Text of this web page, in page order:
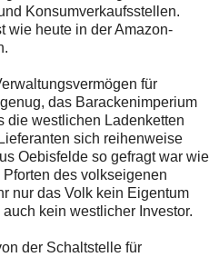
Konsumverkaufsstellen.
wie heute in der Amazon-
für
das Barackenimperium
die westlichen Ladenketten
sich reihenweise
Oebisfelde so gefragt war wie
des volkseigenen
nur das Volk kein Eigentum
kein westlicher Investor.
der Schaltstelle für